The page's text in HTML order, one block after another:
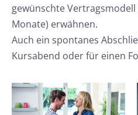
gewünschte Vertragsmodell
Monate) erwähnen.
Auch ein spontanes
Kursabend oder für einen